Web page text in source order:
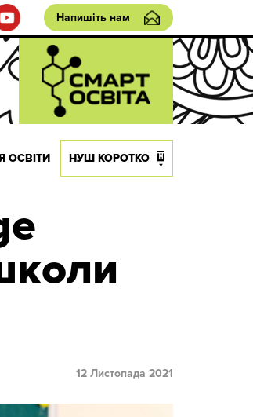
Напишіть нам
ОСВІТИ НУШ КОРОТКО
12 Листопада 2021